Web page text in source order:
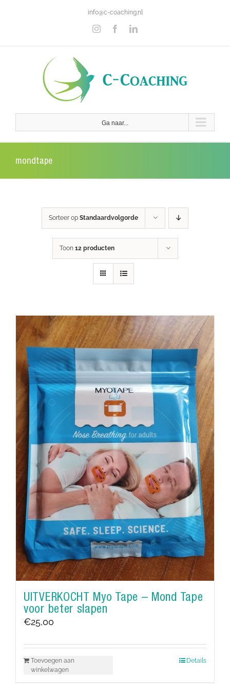
info@c-coaching.nl
InstagramFacebookLinkedIn
Ga naar...
mondtape
Sorteer op Standaardvolgorde
Toon 12 producten
UITVERKOCHT Myo Tape – Mond Tape
voor beter slapen
€25,00
Toevoegen aan
winkelwagen
Details